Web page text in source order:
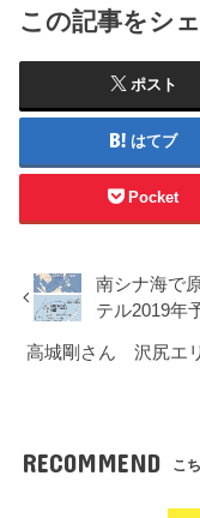
この記事をシ
ポスト
はてブ
Pocket
南シナ海で
テル2019年
高城剛さん 沢尻エ
RECOMMEND こ